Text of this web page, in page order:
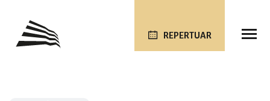
REPERTUAR